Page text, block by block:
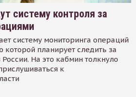
систему контроля за
систему мониторинга операций
планирует следить за
На это кабмин толкнуло
к